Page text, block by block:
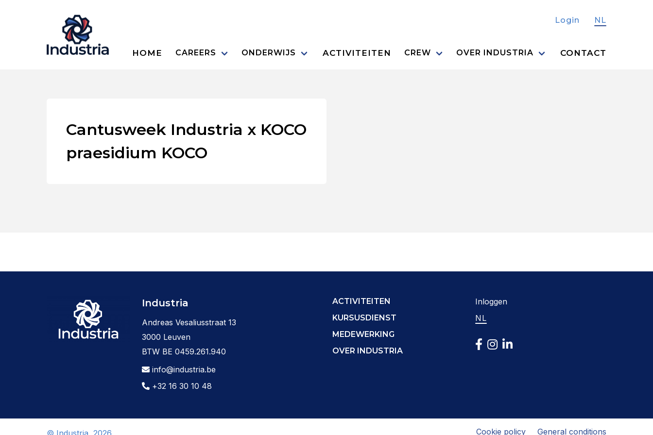
Login NL
HOME CAREERS ONDERWIJS ACTIVITEITEN CREW OVER INDUSTRIA CONTACT
Cantusweek Industria x KOCO
praesidium KOCO
Industria
Andreas Vesaliusstraat 13
3000 Leuven
BTW BE 0459.261.940
info@industria.be
+32 16 30 10 48
ACTIVITEITEN
KURSUSDIENST
MEDEWERKING
OVER INDUSTRIA
Inloggen
NL
© Industria, 2026 Cookie policy General conditions